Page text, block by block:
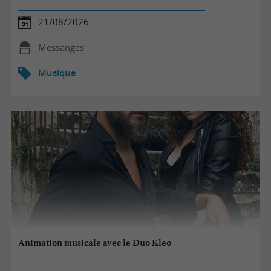
21/08/2026
Messanges
Musique
Animation musicale avec le Duo Kleo